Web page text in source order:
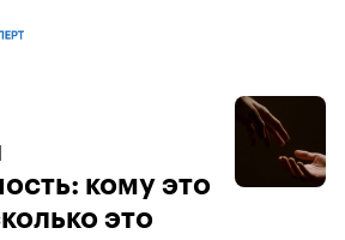
кому это
это